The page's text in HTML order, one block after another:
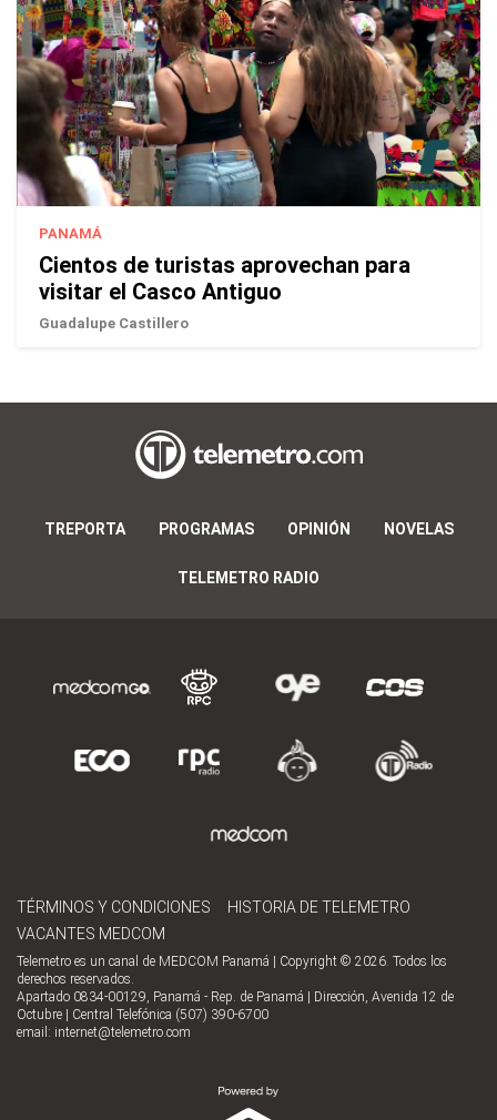
PANAMÁ
Cientos de turistas aprovechan para
visitar el Casco Antiguo
Guadalupe Castillero
TREPORTA PROGRAMAS OPINIÓN NOVELAS
TELEMETRO RADIO
TÉRMINOS Y CONDICIONES
HISTORIA DE TELEMETRO
VACANTES MEDCOM
Telemetro es un canal de MEDCOM Panamá | Copyright © 2026. Todos los
derechos reservados.
Apartado 0834-00129, Panamá - Rep. de Panamá | Dirección, Avenida 12 de
Octubre | Central Telefónica (507) 390-6700
email: internet@telemetro.com